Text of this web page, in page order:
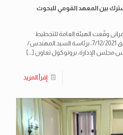
بين المعهد القومي للبحوث
وقّعت الهيئة العامة للتخطيط
العمراني، اليوم الثلاثاء الموافق 7/12/2021، برئاسة السيد المهندس/
مجلس الإدارة، بروتوكول تعاون […]
إقرأ المزيد